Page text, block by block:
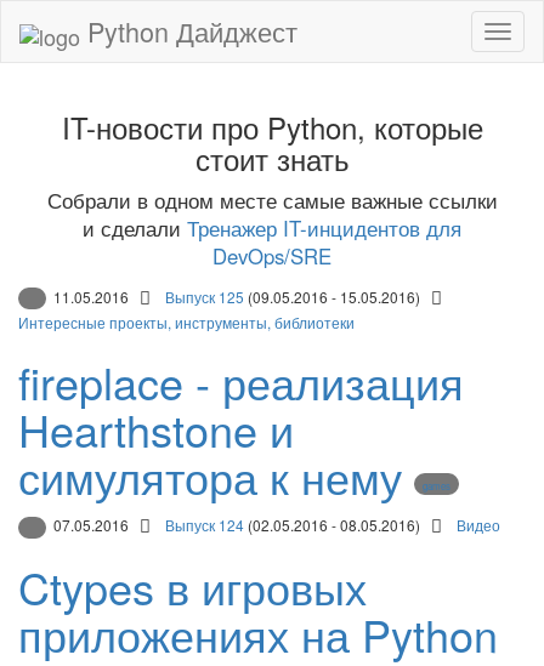
Python Дайджест
IT-новости про Python, которые
стоит знать
Собрали в одном месте самые важные ссылки
и сделали Тренажер IT-инцидентов для
DevOps/SRE
11.05.2016 Выпуск 125 (09.05.2016 - 15.05.2016)
Интересные проекты, инструменты, библиотеки
fireplace - реализация
Hearthstone и
симулятора к нему games
07.05.2016 Выпуск 124 (02.05.2016 - 08.05.2016) Видео
Ctypes в игровых
приложениях на Python